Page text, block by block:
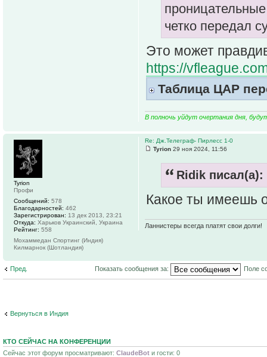
четко передал
Это может
https://
Таблица ЦАР
В полночь уйдут очертания дня,
Re: Дж.Телеграф- Пирлесс 1-0
Tyrion 29 ноя 2024, 11:56
Ridik писал(а):
Какое ты имеешь
Ланнистеры всегда платят свои долги!
Tyrion
Профи
Сообщений: 578
Благодарностей: 462
Зарегистрирован: 13 дек 2013, 23:21
Откуда: Харьков Украинский, Украина
Рейтинг: 558
Мохаммедан Спортинг (Индия)
Килмарнок (Шотландия)
Пред. Показать сообщения за: Поле
Вернуться в Индия
КТО СЕЙЧАС НА КОНФЕРЕНЦИИ
Сейчас этот форум просматривают: ClaudeBot и гости: 0